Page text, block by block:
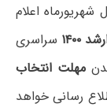
اعلام
۱۴۰۰
سراسری
مهلت انتخاب
رسانی خواهد